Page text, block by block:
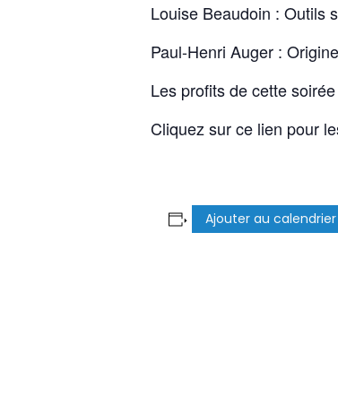
Louise Beaudoin : Outils
Paul-Henri Auger :
Les profits de cette
Cliquez sur ce lien pour
Ajouter au calendrier